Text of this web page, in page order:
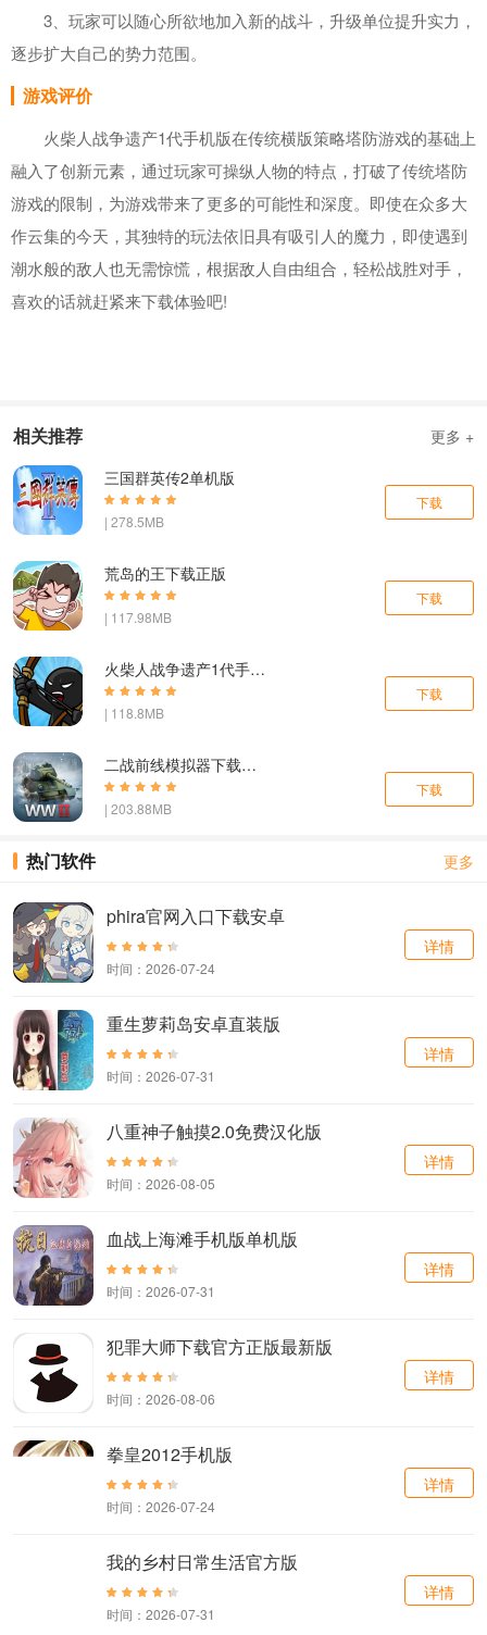
3、玩家可以随心所欲地加入新的战斗，升级单位提升实力，
逐步扩大自己的势力范围。
游戏评价
火柴人战争遗产1代手机版在传统横版策略塔防游戏的基础上
融入了创新元素，通过玩家可操纵人物的特点，打破了传统塔防
游戏的限制，为游戏带来了更多的可能性和深度。即使在众多大
作云集的今天，其独特的玩法依旧具有吸引人的魔力，即使遇到
潮水般的敌人也无需惊慌，根据敌人自由组合，轻松战胜对手，
喜欢的话就赶紧来下载体验吧!
相关推荐
更多 +
三国群英传2单机版
| 278.5MB
下载
荒岛的王下载正版
| 117.98MB
下载
火柴人战争遗产1代手机版
| 118.8MB
下载
二战前线模拟器下载手机版中文
| 203.88MB
下载
热门软件 更多
phira官网入口下载安卓
时间：2026-07-24
详情
重生萝莉岛安卓直装版
时间：2026-07-31
详情
八重神子触摸2.0免费汉化版
时间：2026-08-05
详情
血战上海滩手机版单机版
时间：2026-07-31
详情
犯罪大师下载官方正版最新版
时间：2026-08-06
详情
拳皇2012手机版
时间：2026-07-24
详情
我的乡村日常生活官方版
时间：2026-07-31
详情